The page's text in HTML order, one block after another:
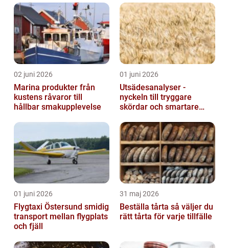
02 juni 2026
Marina produkter från
kustens råvaror till
hållbar smakupplevelse
01 juni 2026
Utsädesanalyser -
nyckeln till tryggare
skördar och smartare
01 juni 2026
Flygtaxi Östersund smidig
transport mellan flygplats
och fjäll
31 maj 2026
Beställa tårta så väljer du
rätt tårta för varje tillfälle